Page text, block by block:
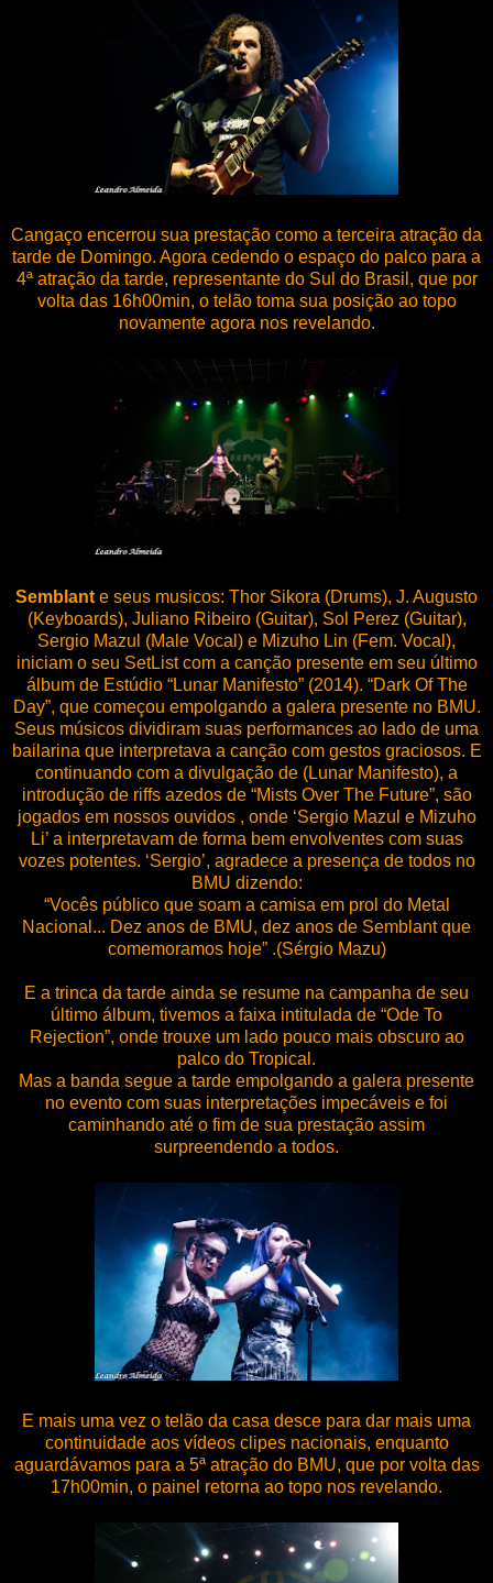
Cangaço encerrou sua prestação como a terceira atração da
tarde de Domingo. Agora cedendo o espaço do palco para a
4ª atração da tarde, representante do Sul do Brasil, que por
volta das 16h00min, o telão toma sua posição ao topo
novamente agora nos revelando.
Semblant e seus musicos: Thor Sikora (Drums), J. Augusto
(Keyboards), Juliano Ribeiro (Guitar), Sol Perez (Guitar),
Sergio Mazul (Male Vocal) e Mizuho Lin (Fem. Vocal),
iniciam o seu SetList com a canção presente em seu último
álbum de Estúdio “Lunar Manifesto” (2014). “Dark Of The
Day”, que começou empolgando a galera presente no BMU.
Seus músicos dividiram suas performances ao lado de uma
bailarina que interpretava a canção com gestos graciosos. E
continuando com a divulgação de (Lunar Manifesto), a
introdução de riffs azedos de “Mists Over The Future”, são
jogados em nossos ouvidos , onde ‘Sergio Mazul e Mizuho
Li’ a interpretavam de forma bem envolventes com suas
vozes potentes. ‘Sergio’, agradece a presença de todos no
BMU dizendo:
“Vocês público que soam a camisa em prol do Metal
Nacional... Dez anos de BMU, dez anos de Semblant que
comemoramos hoje” .(Sérgio Mazu)
E a trinca da tarde ainda se resume na campanha de seu
último álbum, tivemos a faixa intitulada de “Ode To
Rejection”, onde trouxe um lado pouco mais obscuro ao
palco do Tropical.
Mas a banda segue a tarde empolgando a galera presente
no evento com suas interpretações impecáveis e foi
caminhando até o fim de sua prestação assim
surpreendendo a todos.
E mais uma vez o telão da casa desce para dar mais uma
continuidade aos vídeos clipes nacionais, enquanto
aguardávamos para a 5ª atração do BMU, que por volta das
17h00min, o painel retorna ao topo nos revelando.